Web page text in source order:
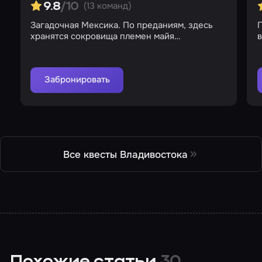
9.8/10 (13 команд)
Загадочная Мексика. По преданиям, здесь
хранятся сокровища племен майя…
Забронировать
Все квесты Владивостока